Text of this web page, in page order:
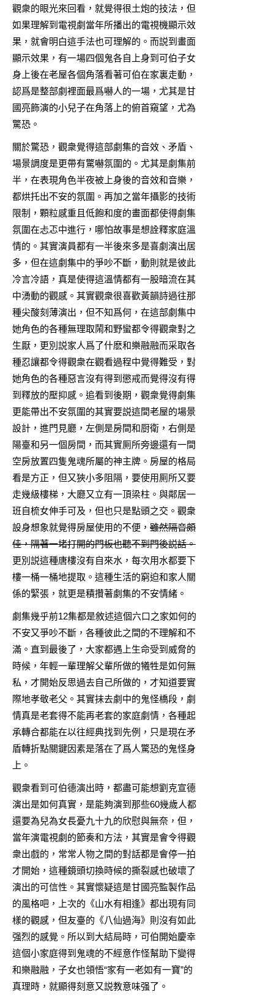
觀衆的眼光來回看，就覺得很土炮的技法，但
如果理解到電視劇當年所播出的電視機顯示效
果，就會明白這手法也可理解的。而説到畫面
顯示效果，有一場四個鬼各自上身到可伯子女
身上後在老屋各個角落看著可伯在家裏走動，
認爲是整部劇裡面最爲嚇人的一場，尤其是甘
國亮飾演的小兒子在角落上的俯首窺望，尤為
驚恐。
關於驚恐，觀衆覺得這部劇集的音效、矛盾、
場景調度是更帶有驚嚇氛圍的。尤其是劇集前
半，在表現角色半夜被上身後的音效和音樂，
都烘托出不安的氛圍。再加之當年攝影的技術
限制，顆粒感重且低飽和度的畫面都使得劇集
氛圍在忐忑中進行，哪怕故事是想詮釋家庭溫
情的。其實演員都有一半後來多是喜劇演出居
多，但在這劇集中的爭吵不斷，動則就是彼此
冷言冷語，真是使得這溫情都有一股暗流在其
中湧動的觀感。其實觀衆很喜歡黃韻詩過往那
種尖酸刻薄演出，但不知爲何，在這部劇集中
她角色的各種無理取鬧和野蠻都令得觀衆對之
生厭，更別説家人爲了什麽和樂融融而采取各
種忍讓都令得觀衆在觀看過程中覺得難受，對
她角色的各種惡言沒有得到懲戒而覺得沒有得
到釋放的壓抑感。追看到後期，觀衆覺得劇集
更能帶出不安氛圍的其實要説這間老屋的場景
設計，進門見廳，左側是房間和厨衛，右側是
陽臺和另一個房間，而其實厠所旁邊還有一間
空房放置四隻鬼魂所屬的神主牌。房屋的格局
看是方正，但又狹小多阻隔，要使用厠所又要
走幾級樓梯，大廳又立有一頂梁柱。與鄰居一
班自梳女伸手可及，但也只是點頭之交。觀衆
設身想象就覺得房屋使用的不便， 雖然隔音頗
佳，隔著一堵打開的門板也聽不到門後説話。
更別説這種唐樓沒有自來水，每次用水都要下
樓一桶一桶地提取。這種生活的窮迫和家人關
係的緊張，就更是積攢著劇集的不安情緒。
劇集幾乎前12集都是敘述這個六口之家如何的
不安又爭吵不斷，各種彼此之間的不理解和不
滿。直到最後了，大家都遇上生命受到威脅的
時候，年輕一輩理解父輩所做的犧牲是如何無
私，才開始反思過去自己所做的，才知道要實
際地孝敬老父。其實抹去劇中的鬼怪橋段，劇
情真是老套得不能再老套的家庭劇情，各種起
承轉合都能在以往經典找到先例，只是現在矛
盾轉折點關鍵因素是落在了爲人驚恐的鬼怪身
上。
觀衆看到可伯德演出時，都盡可能想劉克宣德
演出是如何真實，是能夠演到那些60幾歲人都
還要為兒為女長憂九十九的欣慰與無奈，但，
當年演電視劇的節奏和方法，其實是會令得觀
衆出戲的，常常人物之間的對話都是會停一拍
才開始，這種鏡頭切換時候的撕裂感也破壞了
演出的可信性。其實懷疑這是甘國亮監製作品
的風格吧，上次的《山水有相逢》都出現有同
樣的觀感，但友臺的《八仙過海》則沒有如此
强烈的感覺。所以到大結局時，可伯開始慶幸
這個小家庭得到鬼魂的不經意作怪幫助下變得
和樂融融，子女也領悟“家有一老如有一寶”的
真理時，就顯得刻意又説教意味强了。